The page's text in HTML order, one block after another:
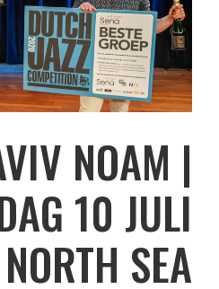
NOAM |
10 JULI
SEA